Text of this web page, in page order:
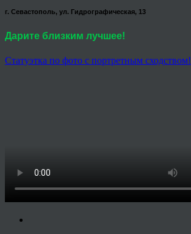
г. Севастополь, ул. Гидрографическая, 13
Дарите близким лучшее!
Статуэтка по фото с портретным сходством!